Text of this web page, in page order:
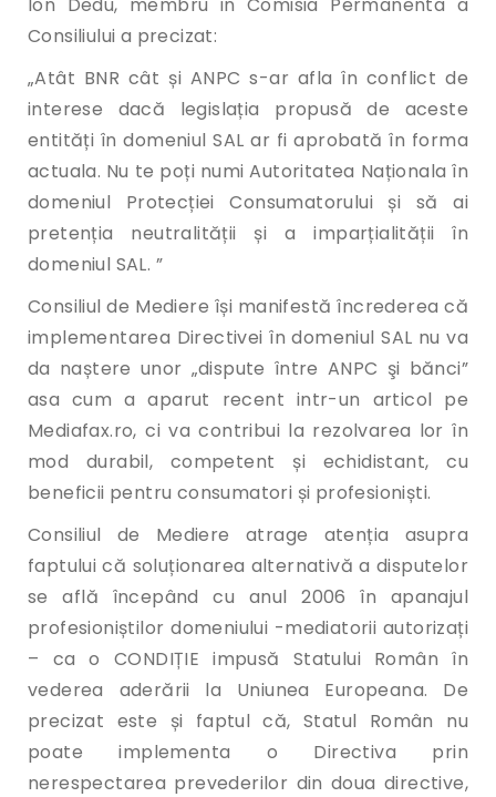
Consiliului a precizat:
„Atât BNR cât și ANPC s-ar afla în conflict de
interese dacă legislația propusă de aceste
entități în domeniul SAL ar fi aprobată în forma
actuala. Nu te poți numi Autoritatea Naționala în
domeniul Protecției Consumatorului și să ai
pretenția neutralității și a imparțialității în
domeniul SAL. ”
Consiliul de Mediere își manifestă încrederea că
implementarea Directivei în domeniul SAL nu va
da naștere unor „dispute între ANPC şi bănci”
asa cum a aparut recent intr-un articol pe
Mediafax.ro, ci va contribui la rezolvarea lor în
mod durabil, competent și echidistant, cu
beneficii pentru consumatori și profesioniști.
Consiliul de Mediere atrage atenția asupra
faptului că soluționarea alternativă a disputelor
se află începând cu anul 2006 în apanajul
profesioniștilor domeniului -mediatorii autorizați
– ca o CONDIȚIE impusă Statului Român în
vederea aderării la Uniunea Europeana. De
precizat este și faptul că, Statul Român nu
poate implementa o Directiva prin
nerespectarea prevederilor din doua directive,